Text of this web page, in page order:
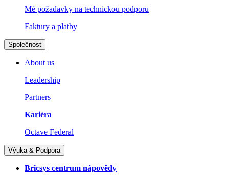
Mé požadavky na technickou podporu
Faktury a platby
Společnost
About us
Leadership
Partners
Kariéra
Octave Federal
Výuka & Podpora
Bricsys centrum nápovědy